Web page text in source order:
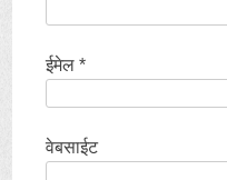
ईमेल*
वेबसाईट